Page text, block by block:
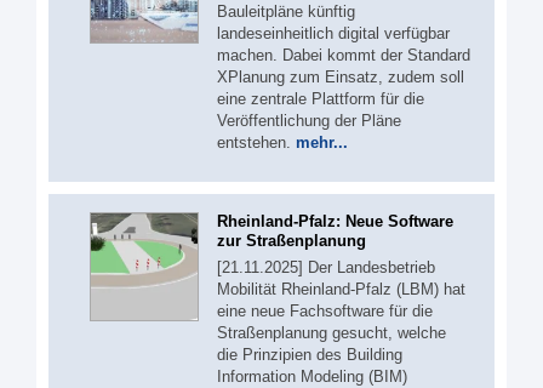
Bauleitpläne künftig
landeseinheitlich digital verfügbar
machen. Dabei kommt der Standard
XPlanung zum Einsatz, zudem soll
eine zentrale Plattform für die
Veröffentlichung der Pläne
entstehen. mehr...
Rheinland-Pfalz: Neue Software
zur Straßenplanung
[21.11.2025] Der Landesbetrieb
Mobilität Rheinland-Pfalz (LBM) hat
eine neue Fachsoftware für die
Straßenplanung gesucht, welche
die Prinzipien des Building
Information Modeling (BIM)